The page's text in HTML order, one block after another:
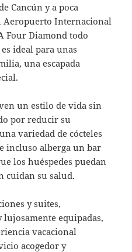
Cancún y a poca
Aeropuerto Internacional
Four Diamond todo
ideal para unas
una escapada
un estilo de vida sin
por reducir su
variedad de cócteles
incluso alberga un bar
los huéspedes puedan
cuidan su salud.
y suites,
lujosamente equipadas,
vacacional
acogedor y